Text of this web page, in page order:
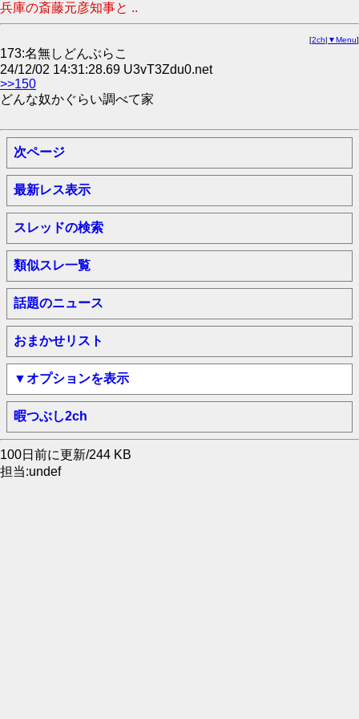
兵庫の斎藤元彦知事と ..
[2ch| ▼Menu]
173:名無しどんぶらこ
24/12/02 14:31:28.69 U3vT3Zdu0.net
>>150
どんな奴かぐらい調べて家
次ページ
最新レス表示
スレッドの検索
類似スレ一覧
話題のニュース
おまかせリスト
▼オプションを表示
暇つぶし2ch
100日前に更新/244 KB
担当:undef